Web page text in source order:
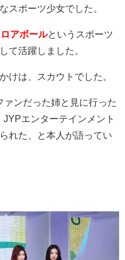
スポーツ少女でした。
アボールというスポーツ
て活躍しました。
けは、スカウトでした。
ァンだった姉と見に行った
JYPエンターテインメント
れた、と本人が語ってい